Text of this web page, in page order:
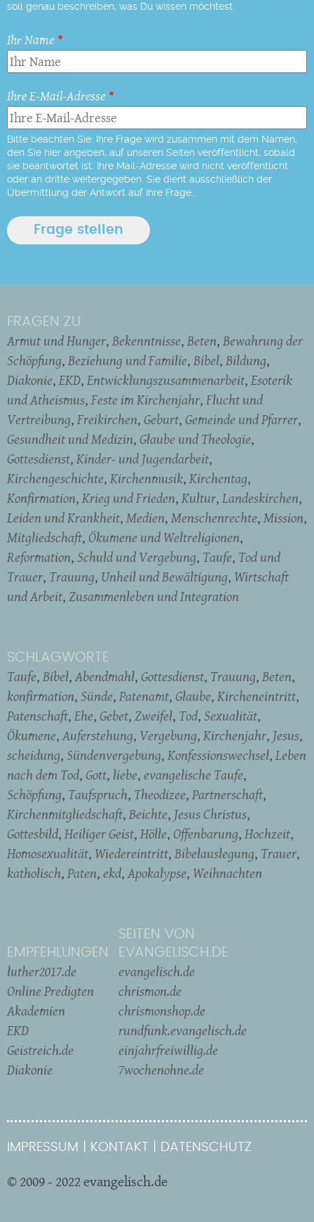
soll genau beschreiben, was Du wissen möchtest.
Ihr Name
Ihre E-Mail-Adresse
Bitte beachten Sie: Ihre Frage wird zusammen mit dem Namen,
den Sie hier angeben, auf unseren Seiten veröffentlicht, sobald
sie beantwortet ist. Ihre Mail-Adresse wird nicht veröffentlicht
oder an dritte weitergegeben. Sie dient ausschließlich der
Übermittlung der Antwort auf Ihre Frage.
FRAGEN ZU
Armut und Hunger Bekenntnisse Beten Bewahrung der
Schöpfung Beziehung und Familie Bibel Bildung
Diakonie EKD Entwicklungszusammenarbeit Esoterik
und Atheismus Feste im Kirchenjahr Flucht und
Vertreibung Freikirchen Geburt Gemeinde und Pfarrer
Gesundheit und Medizin Glaube und Theologie
Gottesdienst Kinder- und Jugendarbeit
Kirchengeschichte Kirchenmusik Kirchentag
Konfirmation Krieg und Frieden Kultur Landeskirchen
Leiden und Krankheit Medien Menschenrechte Mission
Mitgliedschaft Ökumene und Weltreligionen
Reformation Schuld und Vergebung Taufe Tod und
Trauer Trauung Unheil und Bewältigung Wirtschaft
und Arbeit Zusammenleben und Integration
SCHLAGWORTE
Taufe Bibel Abendmahl Gottesdienst Trauung Beten
konfirmation Sünde Patenamt Glaube Kircheneintritt
Patenschaft Ehe Gebet Zweifel Tod Sexualität
Ökumene Auferstehung Vergebung Kirchenjahr Jesus
scheidung Sündenvergebung Konfessionswechsel Leben
nach dem Tod Gott liebe evangelische Taufe
Schöpfung Taufspruch Theodizee Partnerschaft
Kirchenmitgliedschaft Beichte Jesus Christus
Gottesbild Heiliger Geist Hölle Offenbarung Hochzeit
Homosexualität Wiedereintritt Bibelauslegung Trauer
katholisch Paten ekd Apokalypse Weihnachten
EMPFEHLUNGEN
luther2017.de
Online Predigten
Akademien
EKD
Geistreich.de
Diakonie
SEITEN VON
EVANGELISCH.DE
evangelisch.de
chrismon.de
chrismonshop.de
rundfunk.evangelisch.de
einjahrfreiwillig.de
7wochenohne.de
IMPRESSUM KONTAKT DATENSCHUTZ
© 2009 - 2022 evangelisch.de